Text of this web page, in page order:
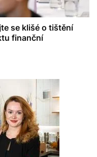
se klišé o tištění
finanční